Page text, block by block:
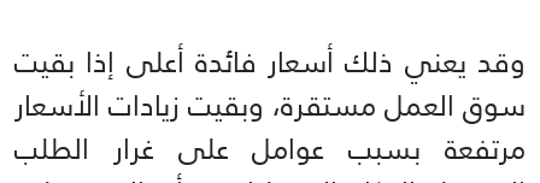
وقد يعني ذلك أسعار فائدة أعلى إذا بقيت
سوق العمل مستقرة، وبقيت زيادات الأسعار
مرتفعة بسبب عوامل على غرار الطلب